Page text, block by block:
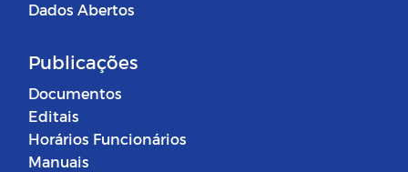
Dados Abertos
Publicações
Documentos
Editais
Horários Funcionários
Manuais